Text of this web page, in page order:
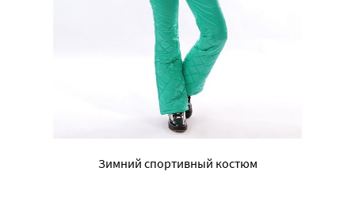
Зимний спортивный костюм